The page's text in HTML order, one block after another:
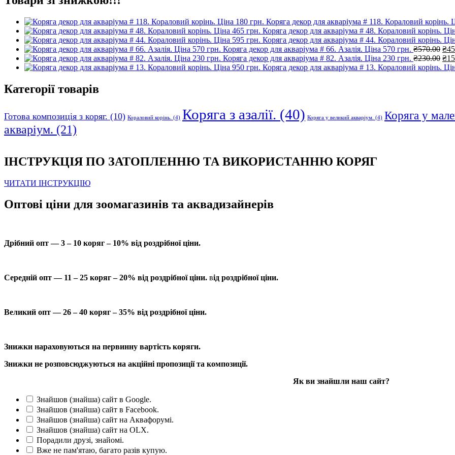
Коряга декор для акваріума # 118. Кораловий корінь.
Коряга декор для акваріума # 48. Кораловий корінь.
Коряга декор для акваріума # 44. Кораловий корінь.
Коряга декор для акваріума # 66. Азалія. Ціна 570 грн. ₴570.00 ₴
Коряга декор для акваріума # 82. Азалія. Ціна 230 грн. ₴230.00 ₴
Коряга декор для акваріума # 13. Кораловий корінь.
Категорії товарів
Готова композиція з коряг. (10) Кораловий корінь. (4) Коряга з азалії. (40) Коряга у великий акваріум. (4) Коряга у
акваріум. (21)
ІНСТРУКЦІЯ ПО ЗАТОПЛЕННЮ ТА ВИКОРИСТАННЮ КОРЯГ
ЧИТАТИ ІНСТРУКЦІЮ
Оптові ціни для зоомагазинів та аквадизайнерів
Дрібний опт — 3 – 10 коряг – 10% від роздрібної ціни.
Середній опт — 11 – 25 коряг – 20% від роздрібної ціни. від роздрібної ціни.
Великий опт — 26 – 40 коряг – 35% від роздрібної ціни.
Знижки нараховуються на первинну вартість коряги.
Знижки не розповсюджуються на акційні пропозиції та композиції.
Як ви знайшли наш сайт?
Знайшов (знайша) сайт в Google.
Знайшов (знайша) сайт в Facebook.
Знайшов (знайша) сайт на Аквафорумі.
Знайшов (знайша) сайт на OLX.
Порадили друзі, знайомі.
Вже не пам'ятаю, багато разів купую.